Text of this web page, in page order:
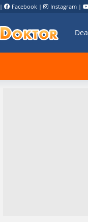
| Facebook | Instagram |